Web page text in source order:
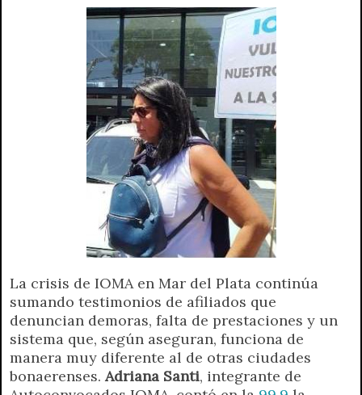
n
d
l
y
La crisis de IOMA en Mar del Plata continúa
sumando testimonios de afiliados que
denuncian demoras, falta de prestaciones y un
sistema que, según aseguran, funciona de
manera muy diferente al de otras ciudades
bonaerenses. Adriana Santi, integrante de